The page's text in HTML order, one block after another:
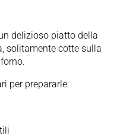
delizioso piatto della
solitamente cotte sulla
per prepararle: